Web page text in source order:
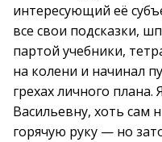
интересующий её
все свои подсказки,
партой учебники,
на колени и начинал
грехах личного
Васильевну, хоть сам
горячую руку — но